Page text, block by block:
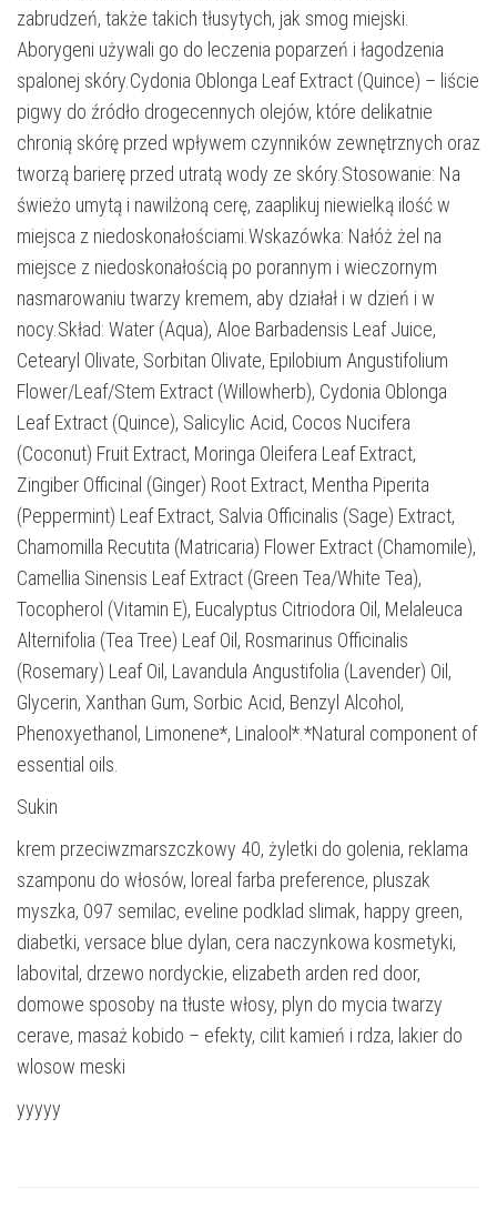
zabrudzeń, także takich tłusytych, jak smog miejski.
Aborygeni używali go do leczenia poparzeń i łagodzenia
spalonej skóry.Cydonia Oblonga Leaf Extract (Quince) – liście
pigwy do źródło drogecennych olejów, które delikatnie
chronią skórę przed wpływem czynników zewnętrznych oraz
tworzą barierę przed utratą wody ze skóry.Stosowanie: Na
świeżo umytą i nawilżoną cerę, zaaplikuj niewielką ilość w
miejsca z niedoskonałościami.Wskazówka: Nałóż żel na
miejsce z niedoskonałością po porannym i wieczornym
nasmarowaniu twarzy kremem, aby działał i w dzień i w
nocy.Skład: Water (Aqua), Aloe Barbadensis Leaf Juice,
Cetearyl Olivate, Sorbitan Olivate, Epilobium Angustifolium
Flower/Leaf/Stem Extract (Willowherb), Cydonia Oblonga
Leaf Extract (Quince), Salicylic Acid, Cocos Nucifera
(Coconut) Fruit Extract, Moringa Oleifera Leaf Extract,
Zingiber Officinal (Ginger) Root Extract, Mentha Piperita
(Peppermint) Leaf Extract, Salvia Officinalis (Sage) Extract,
Chamomilla Recutita (Matricaria) Flower Extract (Chamomile),
Camellia Sinensis Leaf Extract (Green Tea/White Tea),
Tocopherol (Vitamin E), Eucalyptus Citriodora Oil, Melaleuca
Alternifolia (Tea Tree) Leaf Oil, Rosmarinus Officinalis
(Rosemary) Leaf Oil, Lavandula Angustifolia (Lavender) Oil,
Glycerin, Xanthan Gum, Sorbic Acid, Benzyl Alcohol,
Phenoxyethanol, Limonene*, Linalool*.*Natural component of
essential oils.
Sukin
krem przeciwzmarszczkowy 40, żyletki do golenia, reklama
szamponu do włosów, loreal farba preference, pluszak
myszka, 097 semilac, eveline podklad slimak, happy green,
diabetki, versace blue dylan, cera naczynkowa kosmetyki,
labovital, drzewo nordyckie, elizabeth arden red door,
domowe sposoby na tłuste włosy, plyn do mycia twarzy
cerave, masaż kobido – efekty, cilit kamień i rdza, lakier do
wlosow meski
yyyyy